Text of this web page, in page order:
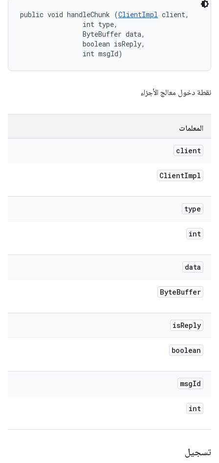
public void handleChunk (ClientImpl client,
                int type,
                ByteBuffer data,
                boolean isReply,
                int msgId)
نقطة دخول معالج الأجزاء
المعلمات
client
ClientImpl
type
int
data
ByteBuffer
isReply
boolean
msgId
int
تسجيل